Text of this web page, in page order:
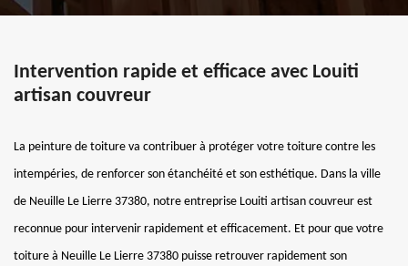
Intervention rapide et efficace avec Louiti
artisan couvreur
La peinture de toiture va contribuer à protéger votre toiture contre les
intempéries, de renforcer son étanchéité et son esthétique. Dans la ville
de Neuille Le Lierre 37380, notre entreprise Louiti artisan couvreur est
reconnue pour intervenir rapidement et efficacement. Et pour que votre
toiture à Neuille Le Lierre 37380 puisse retrouver rapidement son